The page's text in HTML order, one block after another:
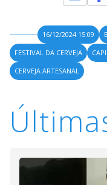
16/12/2024 15:09
FESTIVAL DA CERVEJA
CERVEJA ARTESANAL